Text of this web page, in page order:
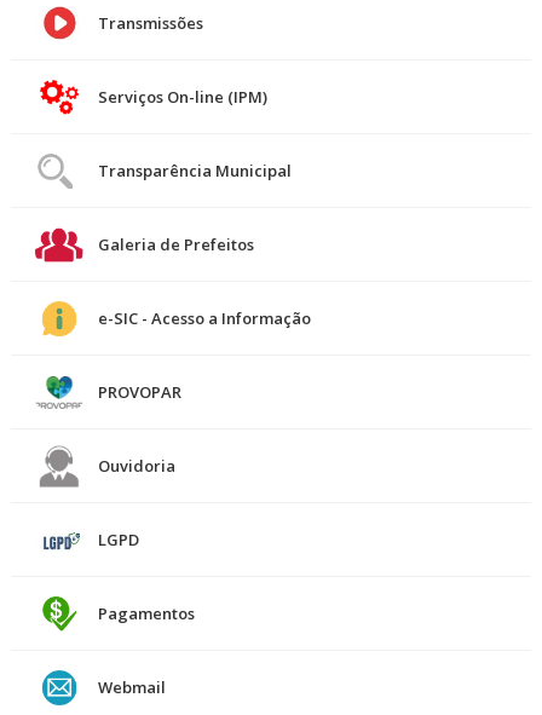
Transmissões
Serviços On-line (IPM)
Transparência Municipal
Galeria de Prefeitos
e-SIC - Acesso a Informação
PROVOPAR
Ouvidoria
LGPD
Pagamentos
Webmail